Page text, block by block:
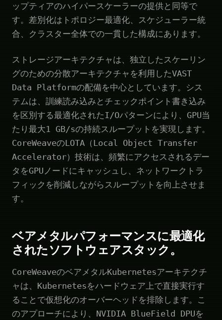
ップティアのハイパースケーラーの提供と同等で
す。差別化はトポロジー最適化、スケジューラー統
合、クラスター全体での一貫した構成にあります。
ストレージアーキテクチャは、独立したスケーリン
グのための分散アーキテクチャを利用したVAST
Data Platformの配備を中心としています。シス
テムは、訓練読み込みとチェックポイント書き込み
を区別する最適化されたI/Oパターンにより、GPU当
たり最大1 GB/sの持続スループットを実現します。
CoreWeaveのLOTA（Local Object Transfer
Accelerator）技術は、頻繁にアクセスされるデー
タをGPUノードにキャッシュし、ネットワークトラ
フィックを削減しながらスループットを向上させま
す。
ベアメタルパフォーマンスに最適化
されたソフトウェアスタック。
CoreWeaveのベアメタルKubernetesアーキテクチ
ャは、Kubernetesをハードウェア上で直接実行す
ることで仮想化のオーバーヘッドを排除します。こ
のアプローチにより、NVIDIA BlueField DPUを